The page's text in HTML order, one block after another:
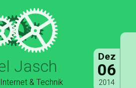
Jasch
& Technik
Dez
06
2014